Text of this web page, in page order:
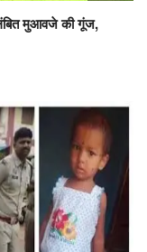
मुआवजे की गूंज,